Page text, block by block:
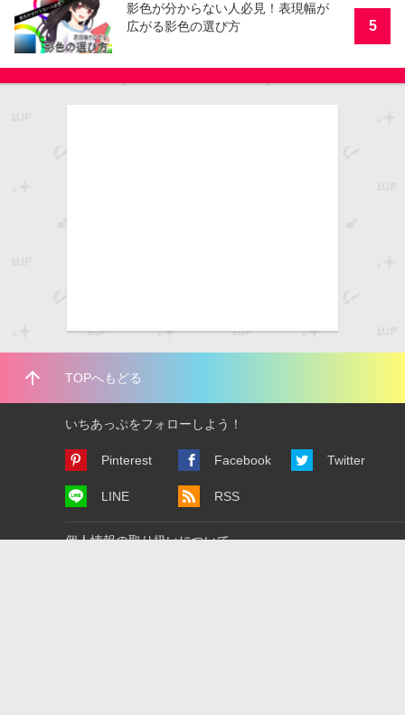
影色が分からない人必見！表現幅が
広がる影色の選び方
5
arrow_upward TOPへもどる
いちあっぷをフォローしよう！
Pinterest Facebook Twitter
LINE RSS
個人情報の取り扱いについて